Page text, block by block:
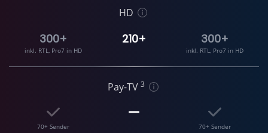
HD
300+
inkl. RTL, Pro7 in HD
210+ 300+
inkl. RTL, Pro7 in HD
Pay-TV 3
70+ Sender 70+ Sender